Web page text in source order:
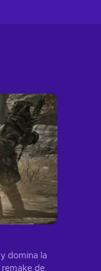
domina la
de